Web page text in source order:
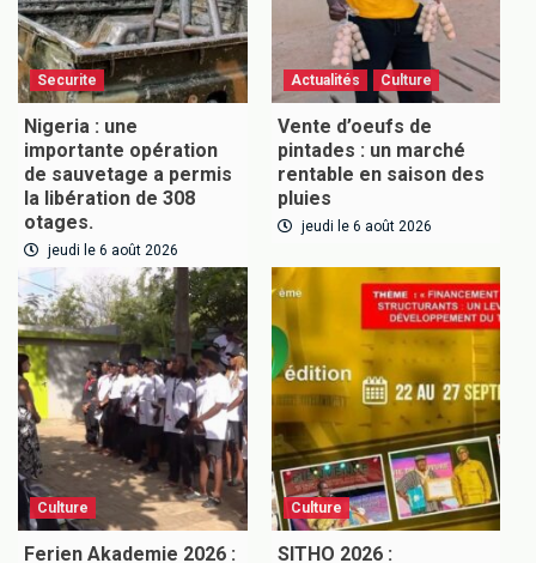
Securite
Nigeria : une
importante opération
de sauvetage a permis
la libération de 308
otages.
jeudi le 6 août 2026
Actualités Culture
Vente d’oeufs de
pintades : un marché
rentable en saison des
pluies
jeudi le 6 août 2026
Culture
Ferien Akademie 2026 :
Culture
SITHO 2026 :